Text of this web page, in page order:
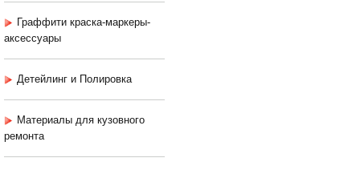
Граффити краска-маркеры-
аксессуары
Детейлинг и Полировка
Материалы для кузовного
ремонта